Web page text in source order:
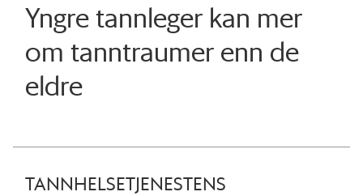
Yngre tannleger kan mer
om tanntraumer enn de
eldre
TANNHELSETJENESTENS